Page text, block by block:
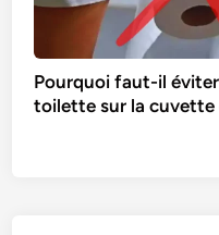
Pourquoi faut-il
toilette sur la cuvette